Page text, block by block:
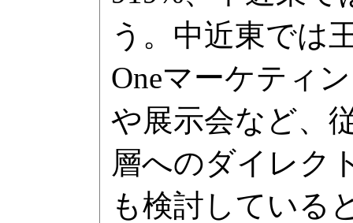
う。中近東では
Oneマーケティ
や展示会など、
層へのダイレク
も検討している